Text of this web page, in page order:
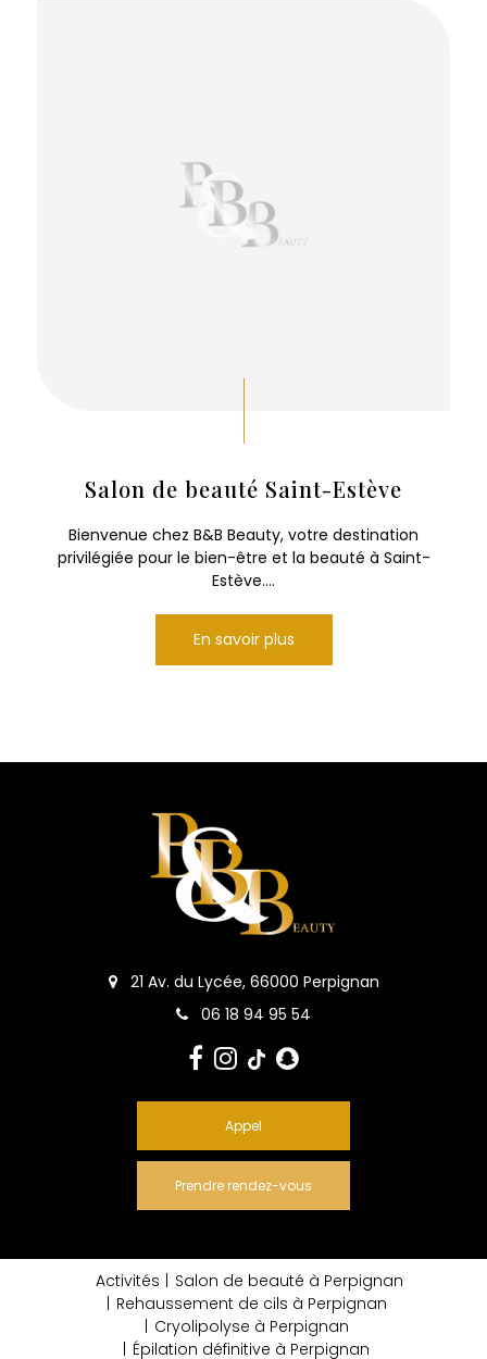
Salon de beauté Saint-Estève
Bienvenue chez B&B Beauty, votre destination
privilégiée pour le bien-être et la beauté à Saint-
Estève....
En savoir plus
21 Av. du Lycée, 66000 Perpignan
06 18 94 95 54
Appel
Prendre rendez-vous
Activités
Salon de beauté à Perpignan
Rehaussement de cils à Perpignan
Cryolipolyse à Perpignan
Épilation définitive à Perpignan